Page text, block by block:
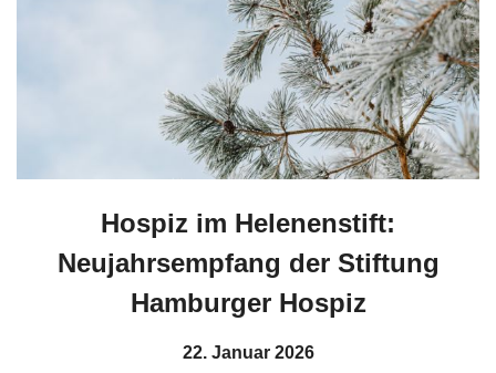
Hospiz im Helenenstift:
Neujahrsempfang der Stiftung
Hamburger Hospiz
22. Januar 2026